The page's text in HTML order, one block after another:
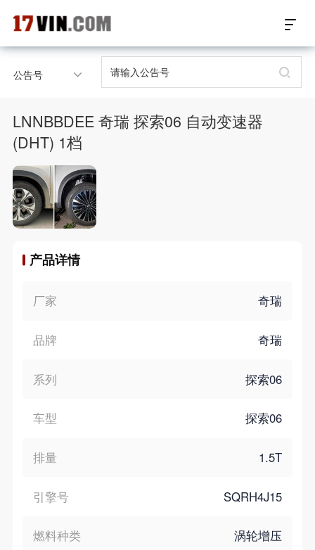
17VIN车架号查询首页
17位车架号查询
汽配产品车型适配
汽配产品电子目录
公告号
LNNBBDEE 奇瑞 探索06 自动变速器
(DHT) 1档
产品详情
厂家 奇瑞
品牌 奇瑞
系列 探索06
车型 探索06
排量 1.5T
引擎号 SQRH4J15
燃料种类 涡轮增压